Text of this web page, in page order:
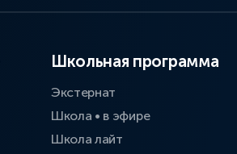
Школьная программа
Экстернат
Школа • в эфире
Школа лайт